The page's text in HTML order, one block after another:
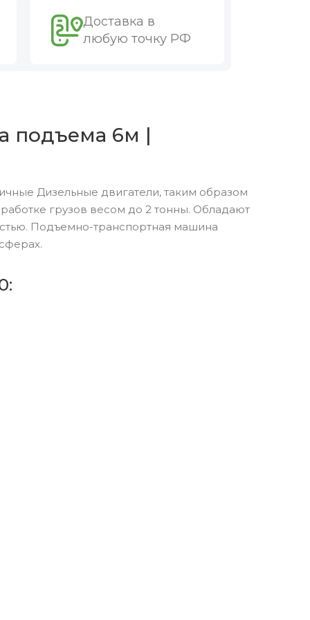
Доставка в
любую точку РФ
подъема 6м |
Дизельные двигатели, таким образом
грузов весом до 2 тонны. Обладают
Подъемно-транспортная машина